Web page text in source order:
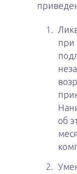
при
об